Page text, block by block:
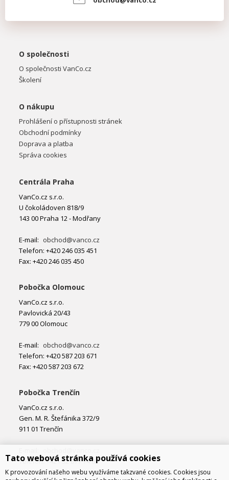
O společnosti
O společnosti VanCo.cz
Školení
O nákupu
Prohlášení o přístupnosti stránek
Obchodní podmínky
Doprava a platba
Správa cookies
Centrála Praha
VanCo.cz s.r.o.
U čokoládoven 818/9
143 00 Praha 12 - Modřany
E-mail: obchod@vanco.cz
Telefon: +420 246 035 451
Fax: +420 246 035 450
Pobočka Olomouc
VanCo.cz s.r.o.
Pavlovická 20/43
779 00 Olomouc
E-mail: obchod@vanco.cz
Telefon: +420 587 203 671
Fax: +420 587 203 672
Pobočka Trenčín
VanCo.cz s.r.o.
Gen. M. R. Štefánika 372/9
911 01 Trenčín
Telefon: +421 32 877 74 02
Tato webová stránka používá cookies
K provozování našeho webu využíváme takzvané cookies. Cookies jsou